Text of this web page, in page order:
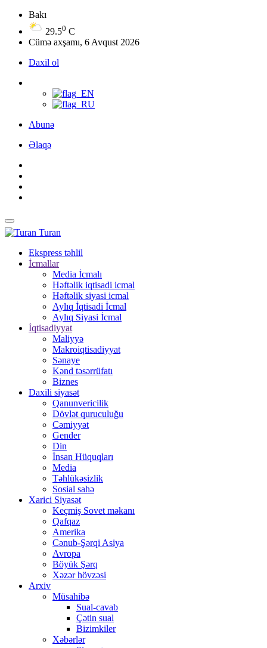
Bakı
29.50 C
Cümə axşamı, 6 Avqust 2026
Daxil ol
Abunə
Əlaqə
Turan
Ekspress təhlil
İcmallar
Media İcmalı
Həftəlik iqtisadi icmal
Həftəlik siyasi icmal
Aylıq İqtisadi İcmal
Aylıq Siyasi İcmal
İqtisadiyyat
Maliyyə
Makroiqtisadiyyat
Sənaye
Kənd təsərrüfatı
Biznes
Daxili siyasət
Qanunvericilik
Dövlət quruculuğu
Cəmiyyət
Gender
Din
İnsan Hüquqları
Media
Təhlükəsizlik
Sosial sahə
Xarici Siyasət
Keçmiş Sovet məkanı
Qafqaz
Amerika
Cənub-Şərqi Asiya
Avropa
Böyük Şərq
Xəzər hövzəsi
Arxiv
Müsahibə
Sual-cavab
Çətin sual
Bizimkiler
Xəbərlər